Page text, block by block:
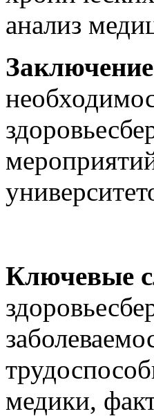
анализ
Ключевые
медики,